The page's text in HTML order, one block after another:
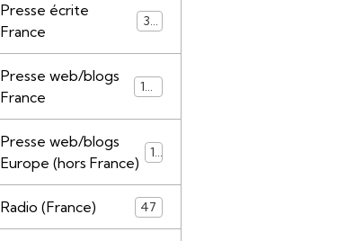
Presse écrite
France
39
Presse web/blogs
France
147
Presse web/blogs
Europe (hors France)
17
Radio (France) 47